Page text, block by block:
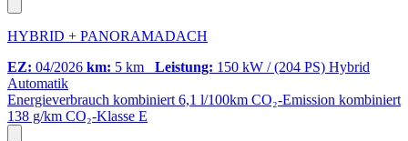
HYBRID + PANORAMADACH
EZ: 04/2026 km: 5 km Leistung: 150 kW / (204 PS) Hybrid
Automatik
Energieverbrauch kombiniert 6,1 l/100km CO₂-Emission kombiniert
138 g/km CO₂-Klasse E